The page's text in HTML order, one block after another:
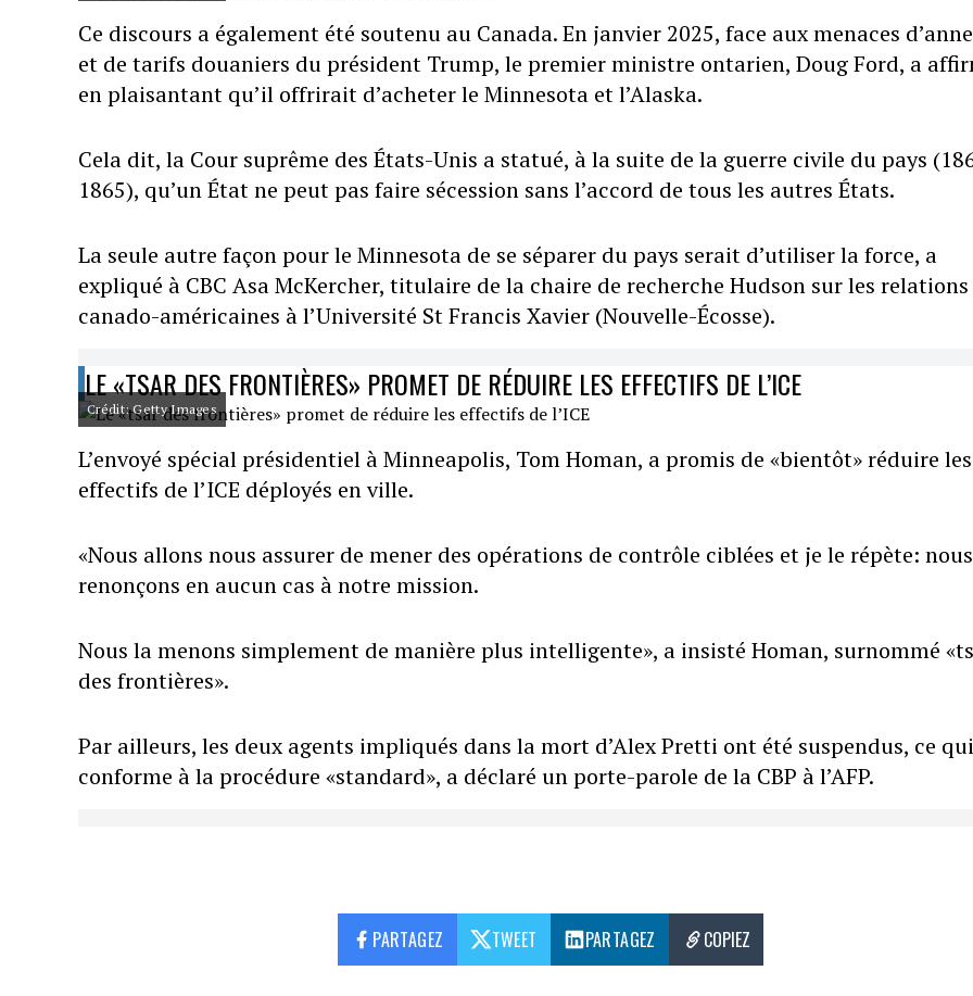
Ce discours a également été soutenu au Canada. En janvier 2025, face aux menaces
et de tarifs douaniers du président Trump, le premier ministre ontarien, Doug Ford, a
en plaisantant qu’il offrirait d’acheter le Minnesota et l’Alaska.
Cela dit, la Cour suprême des États-Unis a statué, à la suite de la guerre civile du pays
1865), qu’un État ne peut pas faire sécession sans l’accord de tous les autres États.
La seule autre façon pour le Minnesota de se séparer du pays serait d’utiliser la force, a
expliqué à CBC Asa McKercher, titulaire de la chaire de recherche Hudson sur les relations
canado-américaines à l’Université St Francis Xavier (Nouvelle-Écosse).
LE «TSAR DES FRONTIÈRES» PROMET DE RÉDUIRE LES EFFECTIFS DE L’ICE
Crédit: Getty Images
L’envoyé spécial présidentiel à Minneapolis, Tom Homan, a promis de «bientôt» réduire les
effectifs de l’ICE déployés en ville.
«Nous allons nous assurer de mener des opérations de contrôle ciblées et je le répète:
renonçons en aucun cas à notre mission.
Nous la menons simplement de manière plus intelligente», a insisté Homan, surnommé
des frontières».
Par ailleurs, les deux agents impliqués dans la mort d’Alex Pretti ont été suspendus, ce
conforme à la procédure «standard», a déclaré un porte-parole de la CBP à l’AFP.
PARTAGEZ TWEET PARTAGEZ COPIEZ